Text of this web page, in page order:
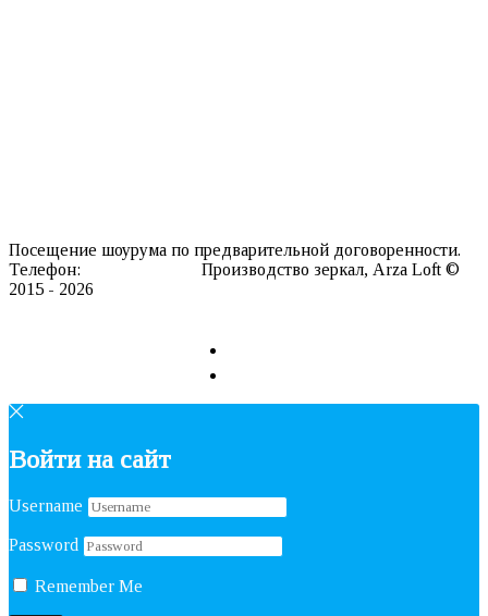
Посещение шоурума по предварительной договоренности.
Телефон:
Производство зеркал, Arza Loft ©
2015 - 2026
Войти на сайт
Username
Password
Remember Me